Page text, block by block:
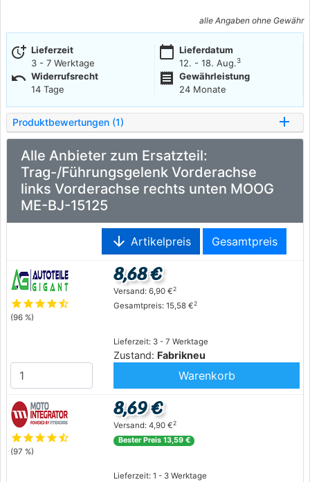
alle Angaben ohne Gewähr
more_time Lieferzeit
3 - 7 Werktage
calendar_today Lieferdatum
12. - 18. Aug.3
undo Widerrufsrecht
14 Tage
receipt
Gewährleistung
24 Monate
Produktbewertungen (1)
Alle Anbieter zum Ersatzteil:
Trag-/Führungsgelenk Vorderachse
links Vorderachse rechts unten MOOG
ME-BJ-15125
arrow_downward Artikelpreis Gesamtpreis
starstarstarstarstar_half
(96 %)
Lieferzeit: 3 - 7 Werktage
Zustand: Fabrikneu
8,68 €
Versand: 6,90 €2
Gesamtpreis: 15,58 €2
Warenkorb
starstarstarstarstar_half
(97 %)
Lieferzeit: 1 - 3 Werktage
8,69 €
Versand: 4,90 €2
Bester Preis 13,59 €